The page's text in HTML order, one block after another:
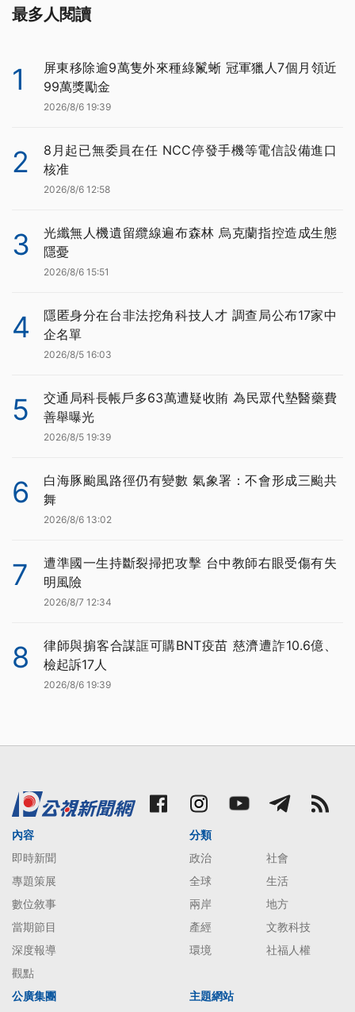
最多人閱讀
1
屏東移除逾9萬隻外來種綠鬣蜥 冠軍獵人7個月領近
99萬獎勵金
2026/8/6 19:39
2
8月起已無委員在任 NCC停發手機等電信設備進口
核准
2026/8/6 12:58
3
光纖無人機遺留纜線遍布森林 烏克蘭指控造成生態
隱憂
2026/8/6 15:51
4
隱匿身分在台非法挖角科技人才 調查局公布17家中
企名單
2026/8/5 16:03
5
交通局科長帳戶多63萬遭疑收賄 為民眾代墊醫藥費
善舉曝光
2026/8/5 19:39
6
白海豚颱風路徑仍有變數 氣象署：不會形成三颱共
舞
2026/8/6 13:02
7
遭準國一生持斷裂掃把攻擊 台中教師右眼受傷有失
明風險
2026/8/7 12:34
8
律師與掮客合謀誆可購BNT疫苗 慈濟遭詐10.6億、
檢起訴17人
2026/8/6 19:39
內容
即時新聞
專題策展
數位敘事
當期節目
深度報導
觀點
分類
政治
社會
全球
生活
兩岸
地方
產經
文教科技
環境
社福人權
公廣集團
主題網站